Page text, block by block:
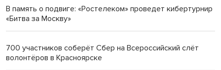
В память о подвиге: «Ростелеком» проведет кибертурнир
«Битва за Москву»
700 участников соберёт Сбер на Всероссийский слёт
волонтёров в Красноярске